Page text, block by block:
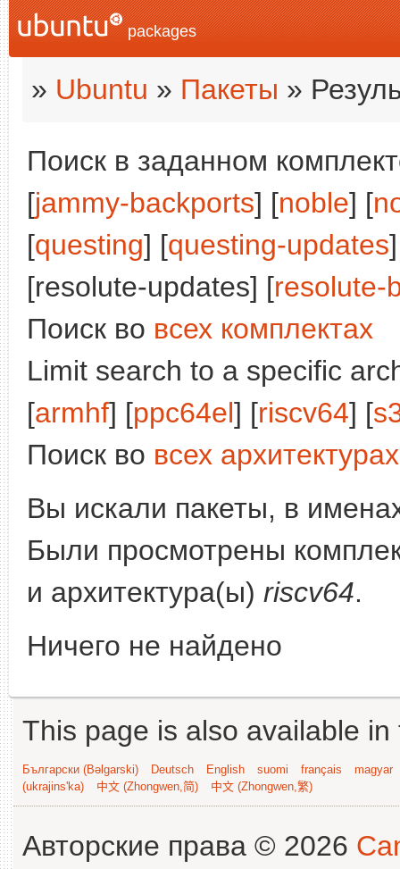
packages
» Ubuntu » Пакеты »
Поиск в заданном
[jammy-backports] [noble] [
[questing] [questing-updates
[resolute-updates] [resolute-
Поиск во всех комплектах
Limit search to a specific
[armhf] [ppc64el] [riscv64] [
Поиск во всех архитектурах
Вы искали пакеты, в
Были просмотрены
и архитектура(ы) riscv64.
Ничего не найдено
This page is also available
Български (Bəlgarski) Deutsch English suomi français
magyar
(ukrajins'ka)
中文 (Zhongwen,简) 中文 (Zhongwen,繁)
Авторские права © 2026